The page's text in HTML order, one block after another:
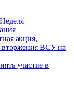
акция,
вторжения ВСУ на
участие в